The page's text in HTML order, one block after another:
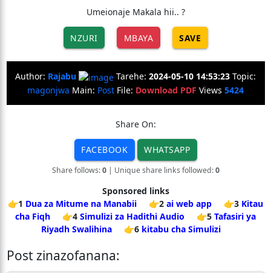
Umeionaje Makala hii.. ?
NZURI MBAYA SAVE
Author: Rajabu Tarehe: 2024-05-10 14:53:23 Topic:
magonjwa Main: Post File: Download PDF Views 5424
Share On:
FACEBOOK WHATSAPP
Share follows:0| Unique share links followed:0
Sponsored links
👉1 Dua za Mitume na Manabii 👉2 ai web app 👉3 Kitau
cha Fiqh
👉4 Simulizi za Hadithi Audio 👉5 Tafasiri ya
Riyadh Swalihina
👉6 kitabu cha Simulizi
Post zinazofanana: